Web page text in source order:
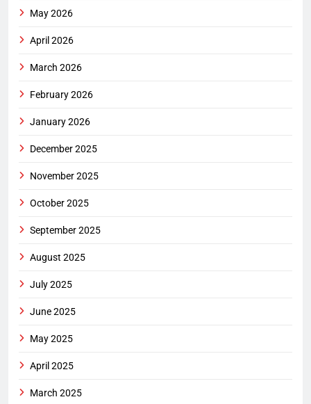
May 2026
April 2026
March 2026
February 2026
January 2026
December 2025
November 2025
October 2025
September 2025
August 2025
July 2025
June 2025
May 2025
April 2025
March 2025